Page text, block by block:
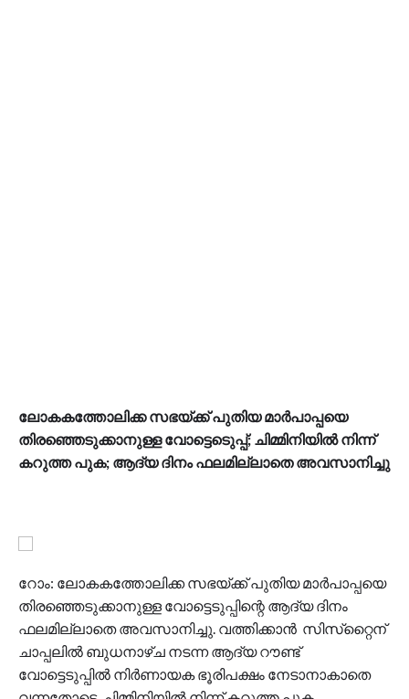
ലോകകത്തോലിക്ക സഭയ്ക്ക് പുതിയ മാര്‍പാപ്പയെ
തിരഞ്ഞെടുക്കാനുള്ള വോട്ടെടെുപ്പ്; ചിമ്മിനിയില്‍ നിന്ന്
കറുത്ത പുക; ആദ്യ ദിനം ഫലമില്ലാതെ അവസാനിച്ചു
റോം: ലോകകത്തോലിക്ക സഭയ്ക്ക് പുതിയ മാര്‍പാപ്പയെ
തിരഞ്ഞെടുക്കാനുള്ള വോട്ടെടുപ്പിന്റെ ആദ്യ ദിനം
ഫലമില്ലാതെ അവസാനിച്ചു. വത്തിക്കാന്‍ സിസ്‌റ്റൈന്
ചാപ്പലില്‍ ബുധനാഴ്ച നടന്ന ആദ്യ റൗണ്ട്
വോട്ടെടുപ്പില്‍ നിര്‍ണായക ഭൂരിപക്ഷം നേടാനാകാതെ